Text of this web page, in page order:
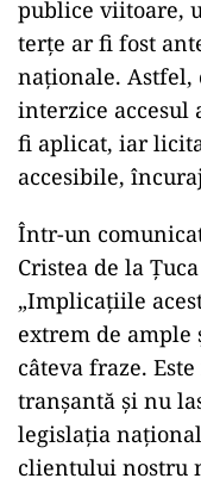
publice viitoare,
terțe ar fi fost
naționale. Astfel,
interzice accesul
fi aplicat, iar
accesibile,
Într-un
Cristea de la
„Implicațiile
extrem de
câteva fraze.
tranșantă și nu
legislația
clientului nostru